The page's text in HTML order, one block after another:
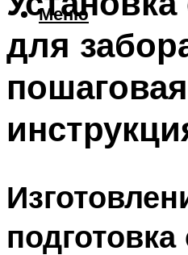
Меню
для
пошаговая